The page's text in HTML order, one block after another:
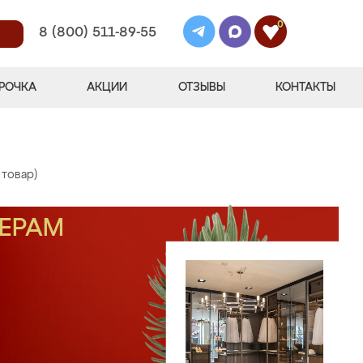
8 (800) 511-89-55
0
АКЦИИ ОТЗЫВЫ КОНТАКТЫ